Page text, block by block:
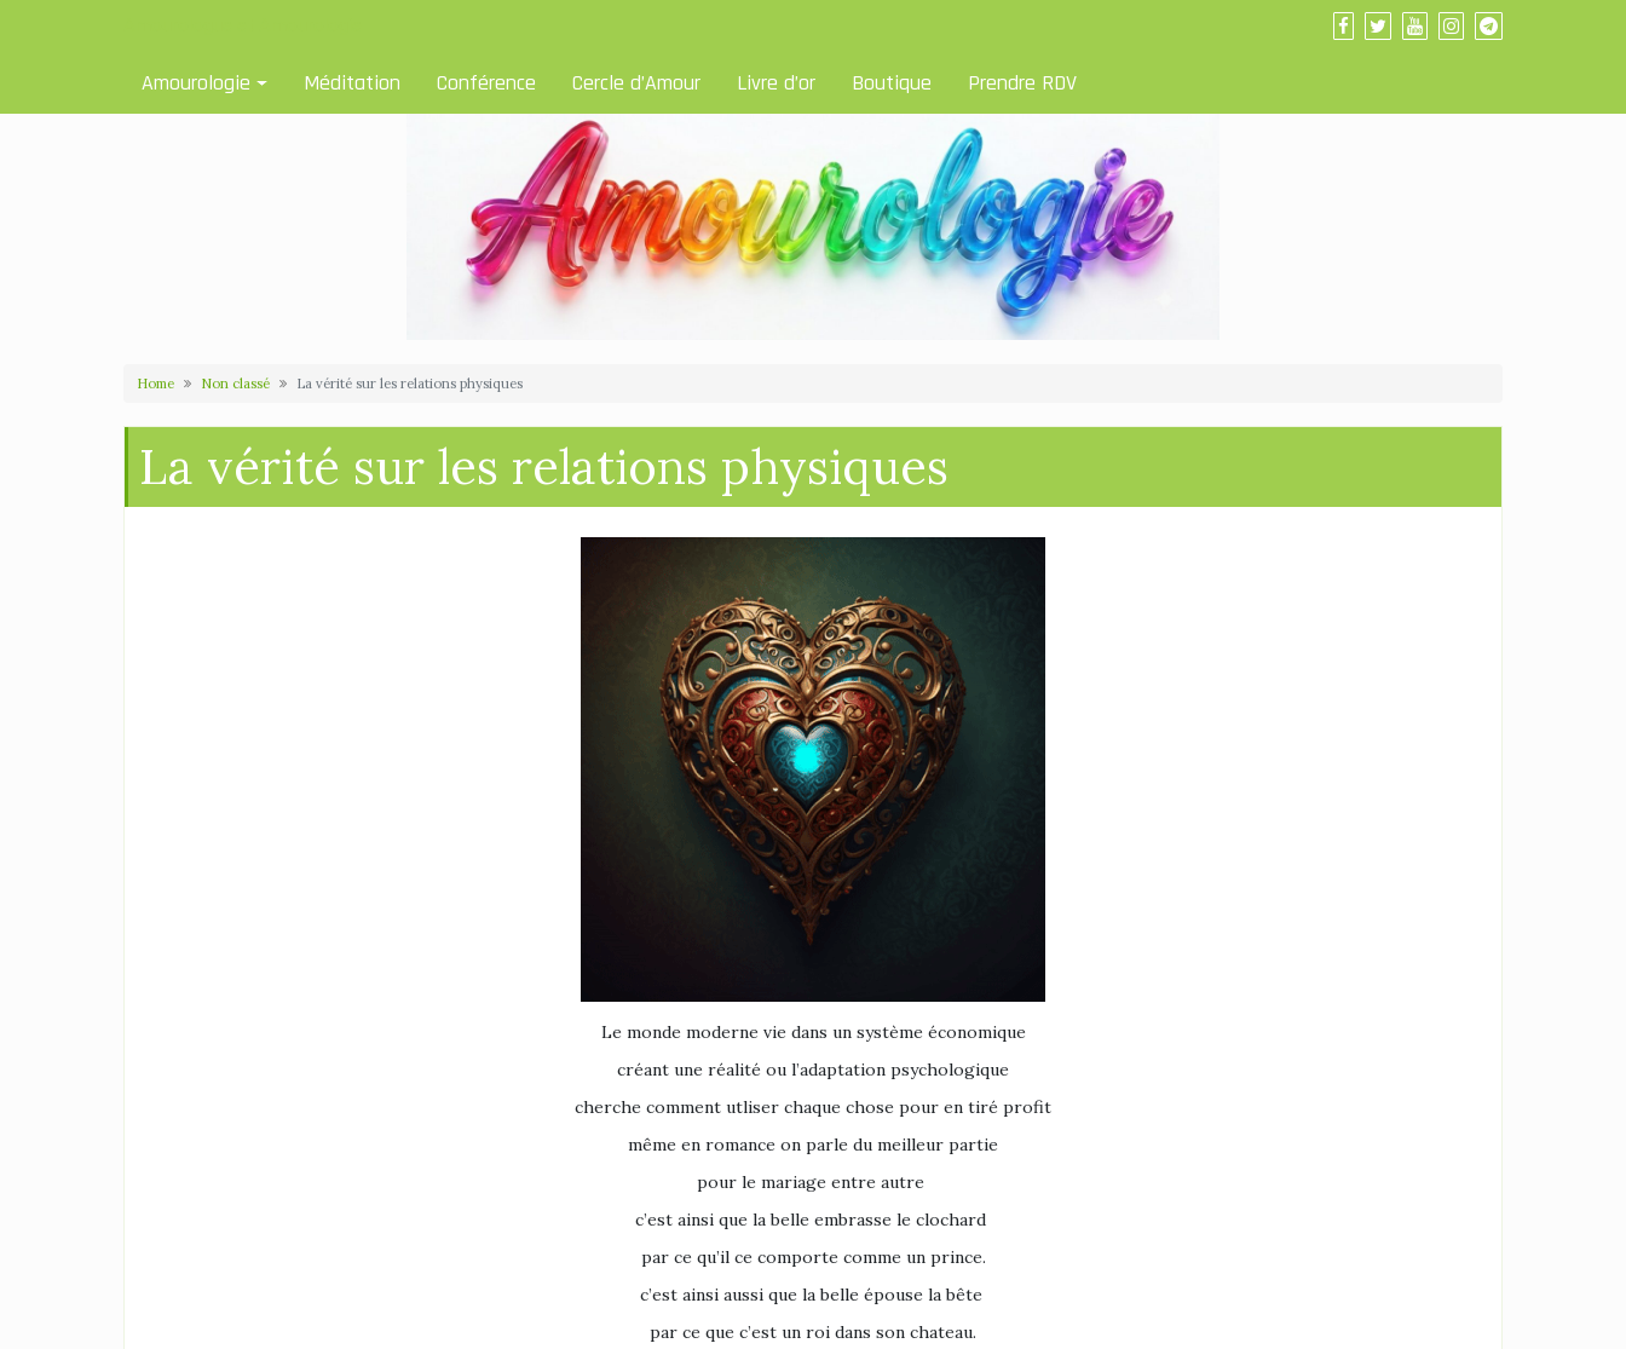
Amourologie Méditation Conférence Cercle d’Amour Livre d’or Boutique Prendre RDV
Home Non classé La vérité sur les relations physiques
La vérité sur les relations physiques
Le monde moderne vie dans un système économique
créant une réalité ou l’adaptation psychologique
cherche comment utliser chaque chose pour en tiré profit
même en romance on parle du meilleur partie
pour le mariage entre autre
c’est ainsi que la belle embrasse le clochard
par ce qu’il ce comporte comme un prince.
c’est ainsi aussi que la belle épouse la bête
par ce que c’est un roi dans son chateau.